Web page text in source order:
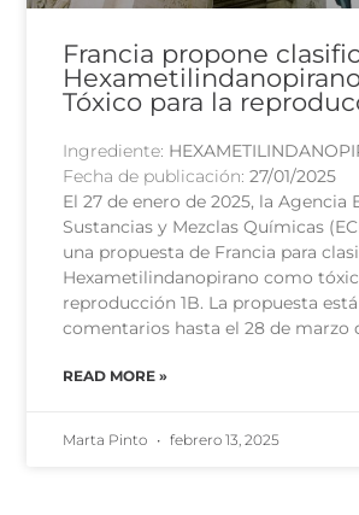
Francia propone
Tóxico para la
Ingrediente:
Fecha de publicación:27/01/2025
El 27 de enero de 2025, la Agencia
Sustancias y Mezclas Químicas
una propuesta de Francia para
Hexametilindanopirano como
reproducción 1B. La propuesta
comentarios hasta el 28 de marzo
READ MORE »
Marta Pinto febrero 13, 2025